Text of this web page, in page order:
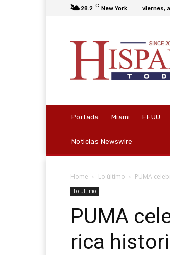
28.2 C New York viernes,
Portada Miami EEUU
Noticias Newswire
Home Lo último PUMA
Lo último
PUMA
rica